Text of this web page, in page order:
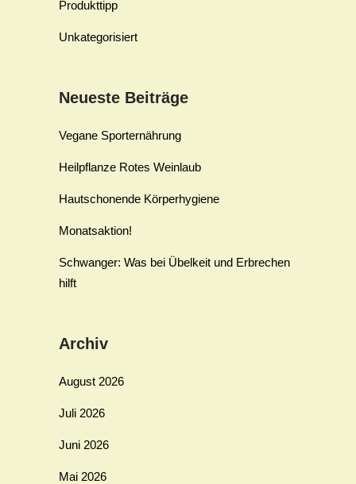
Produkttipp
Unkategorisiert
Neueste Beiträge
Vegane Sporternährung
Heilpflanze Rotes Weinlaub
Hautschonende Körperhygiene
Monatsaktion!
Schwanger: Was bei Übelkeit und Erbrechen
hilft
Archiv
August 2026
Juli 2026
Juni 2026
Mai 2026